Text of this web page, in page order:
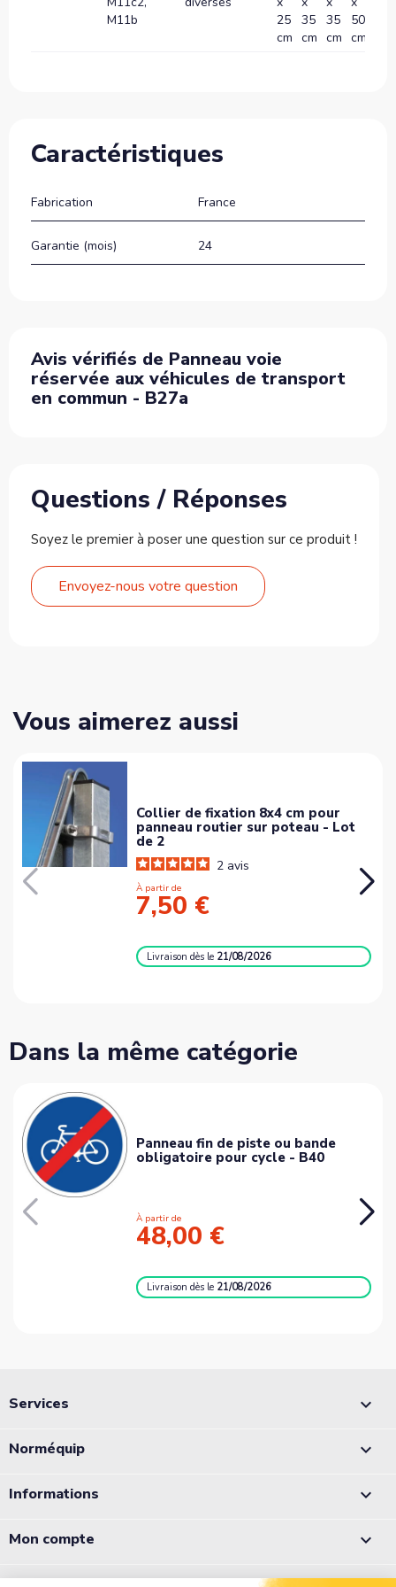
M11b
25
cm
35
cm
35
cm
50
cm
Caractéristiques
Fabrication France
Garantie (mois) 24
Avis vérifiés de Panneau voie
réservée aux véhicules de transport
en commun - B27a
Questions / Réponses
Soyez le premier à poser une question sur ce produit !
Envoyez-nous votre question
Vous aimerez aussi
Collier de fixation 8x4 cm pour
panneau routier sur poteau - Lot
de 2
2 avis
À partir de
7,50 €
Livraisondès le 21/08/2026
Dans la même catégorie
Panneau fin de piste ou bande
obligatoire pour cycle - B40
À partir de
48,00 €
Livraisondès le 21/08/2026
Services 
Norméquip 
Informations 
Mon compte 